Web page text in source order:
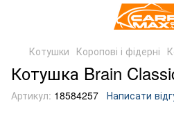
Котушки Коропові і фідерні
Котушка Brain
Артикул: 18584257 Написати